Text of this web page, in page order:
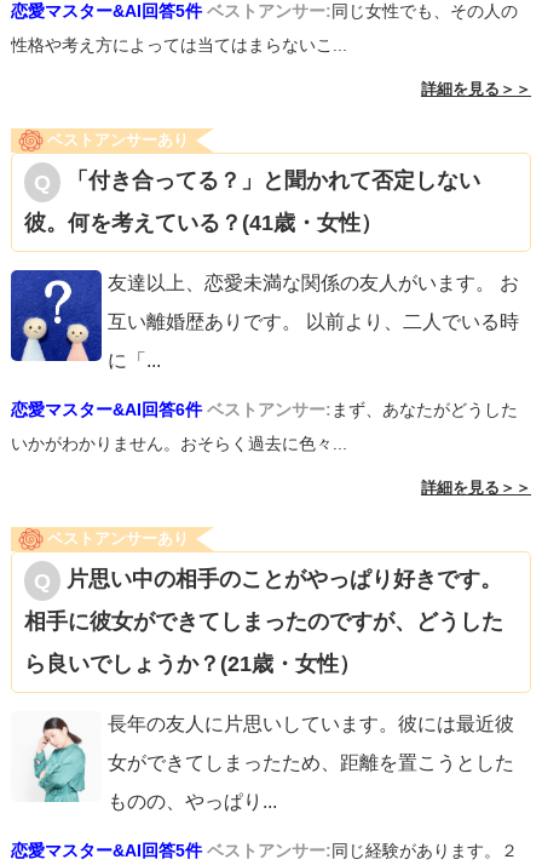
恋愛マスター&AI回答5件 ベストアンサー:同じ女性でも、その人の
性格や考え方によっては当てはまらないこ...
詳細を見る＞＞
ベストアンサーあり
「付き合ってる？」と聞かれて否定しない
彼。何を考えている？(41歳・女性）
友達以上、恋愛未満な関係の友人がいます。 お
互い離婚歴ありです。 以前より、二人でいる時
に「 ...
恋愛マスター&AI回答6件 ベストアンサー:まず、あなたがどうした
いかがわかりません。おそらく過去に色々...
詳細を見る＞＞
ベストアンサーあり
片思い中の相手のことがやっぱり好きです。
相手に彼女ができてしまったのですが、どうした
ら良いでしょうか？(21歳・女性）
長年の友人に片思いしています。彼には最近彼
女ができてしまったため、距離を置こうとした
ものの、やっぱり ...
恋愛マスター&AI回答5件 ベストアンサー:同じ経験があります。２